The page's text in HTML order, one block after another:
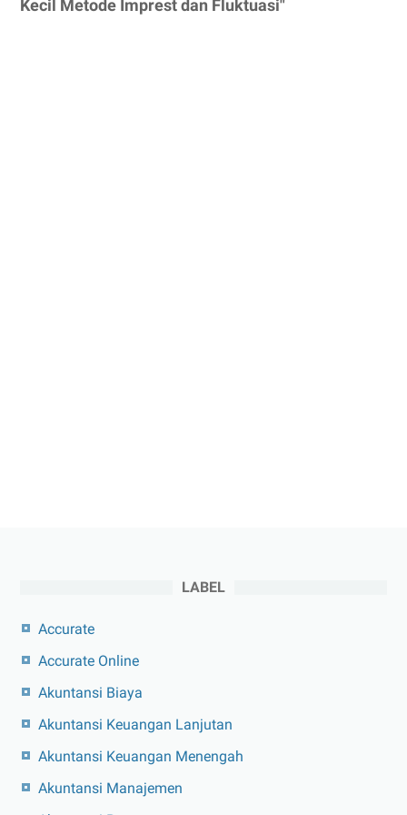
Kecil Metode Imprest dan Fluktuasi"
LABEL
Accurate
Accurate Online
Akuntansi Biaya
Akuntansi Keuangan Lanjutan
Akuntansi Keuangan Menengah
Akuntansi Manajemen